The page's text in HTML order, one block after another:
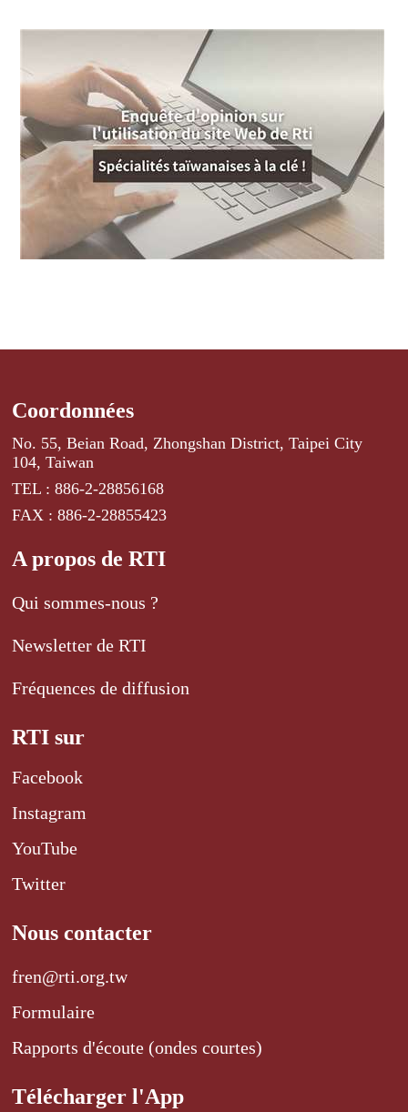
Coordonnées
No. 55, Beian Road, Zhongshan District, Taipei City
104, Taiwan
TEL : 886-2-28856168
FAX : 886-2-28855423
A propos de RTI
Qui sommes-nous ?
Newsletter de RTI
Fréquences de diffusion
RTI sur
Facebook
Instagram
YouTube
Twitter
Nous contacter
fren@rti.org.tw
Formulaire
Rapports d'écoute (ondes courtes)
Télécharger l'App